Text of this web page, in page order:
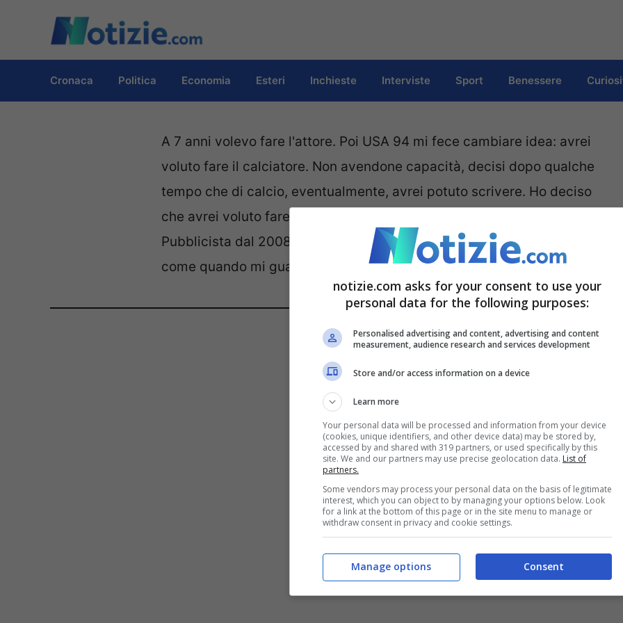
contenuto
Cronaca Politica Economia Esteri Inchieste Interviste Sport Benessere
A 7 anni volevo fare l'attore. Poi USA 94 mi fece cambiare idea: avrei
voluto fare il calciatore. Non avendone capacità, decisi dopo qualche
tempo che di calcio, eventualmente, avrei potuto scrivere. Ho deciso
che avrei voluto fare il giornalista e da allora non ho cambiato idea.
Pubblicista dal 2008. Scrivo molto, mi firmo poco. Quando mi rileggo,
come quando mi guardo allo specchio, certe volte mi piaccio.
notizie.com asks for your consent to use your
personal data for the following purposes:
Personalised advertising and content, advertising and content
measurement, audience research and services development
Store and/or access information on a device
Learn more
Your personal data will be processed and information from your device
(cookies, unique identifiers, and other device data) may be stored by,
accessed by and shared with 319 partners, or used specifically by this
site. We and our partners may use precise geolocation data. List of
partners.
Some vendors may process your personal data on the basis of legitimate
interest, which you can object to by managing your options below. Look
for a link at the bottom of this page or in the site menu to manage or
withdraw consent in privacy and cookie settings.
Consent
Manage options